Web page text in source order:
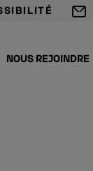
NOUS REJOINDRE